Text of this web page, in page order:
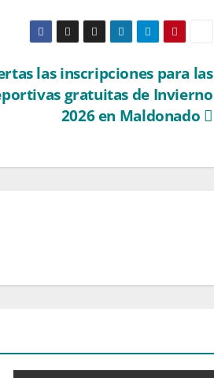
las inscripciones para las
gratuitas de Invierno
2026 en Maldonado